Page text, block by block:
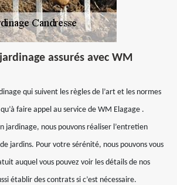
assurés avec WM
qui suivent les règles de l’art et les normes
faire appel au service de WM Elagage .
jardinage, nous pouvons réaliser l’entretien
jardins. Pour votre sérénité, nous pouvons vous
auquel vous pouvez voir les détails de nos
établir des contrats si c’est nécessaire.